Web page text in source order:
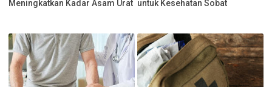
Meningkatkan Kadar Asam Urat untuk Kesehatan Sobat